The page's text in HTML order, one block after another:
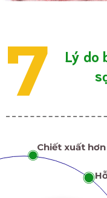
Lý do
Chiết xuất
7